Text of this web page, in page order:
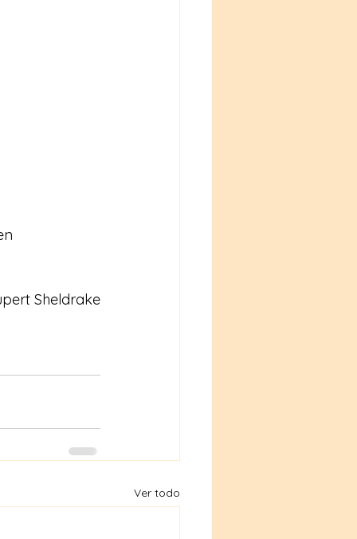
Sheldrake
Ver todo